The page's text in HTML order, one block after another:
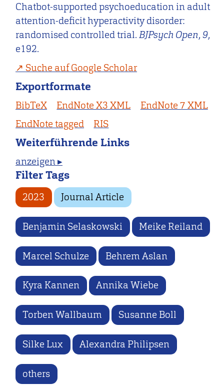
Chatbot-supported psychoeducation in adult
attention-deficit hyperactivity disorder:
randomised controlled trial.BJPsych Open,9,
e192.
Suche auf Google Scholar
Exportformate
BibTeX EndNote X3 XML
EndNote 7 XML
EndNote tagged
RIS
Weiterführende Links
anzeigen ▸
Filter Tags
2023 Journal Article
Benjamin Selaskowski Meike Reiland
Marcel Schulze Behrem Aslan
Kyra Kannen Annika Wiebe
Torben Wallbaum Susanne Boll
Silke Lux Alexandra Philipsen
others